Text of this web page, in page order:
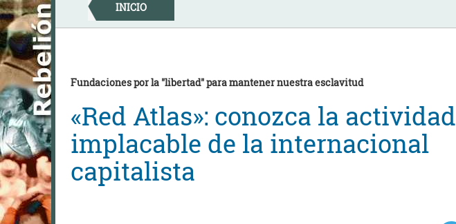
Skip
to
content
INICIO
Fundaciones por la "libertad" para mantener nuestra esclavitud
«Red Atlas»: conozca la actividad
implacable de la internacional
capitalista